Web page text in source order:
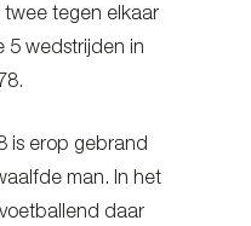
tegen elkaar
5 wedstrijden in
is erop gebrand
man. In het
daar